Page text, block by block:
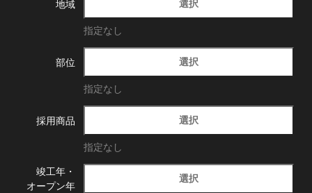
地域 選択
指定なし
部位 選択
指定なし
採用商品 選択
指定なし
竣工年・
オープン年
選択